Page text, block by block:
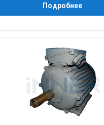
Подробнее